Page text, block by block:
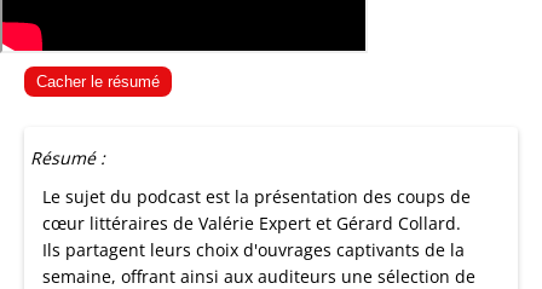
Cacher le résumé
Résumé :
Le sujet du podcast est la présentation des coups de
cœur littéraires de Valérie Expert et Gérard Collard.
Ils partagent leurs choix d'ouvrages captivants de la
semaine, offrant ainsi aux auditeurs une sélection de